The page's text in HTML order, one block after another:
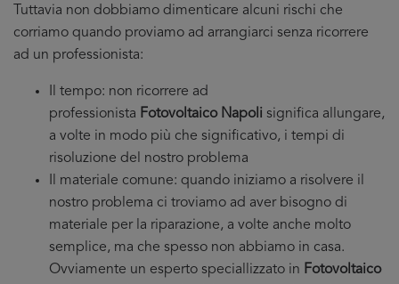
Tuttavia non dobbiamo dimenticare alcuni rischi che
corriamo quando proviamo ad arrangiarci senza ricorrere
ad un professionista:
Il tempo: non ricorrere ad
professionista Fotovoltaico Napoli significa allungare,
a volte in modo più che significativo, i tempi di
risoluzione del nostro problema
Il materiale comune: quando iniziamo a risolvere il
nostro problema ci troviamo ad aver bisogno di
materiale per la riparazione, a volte anche molto
semplice, ma che spesso non abbiamo in casa.
Ovviamente un esperto speciallizzato in Fotovoltaico